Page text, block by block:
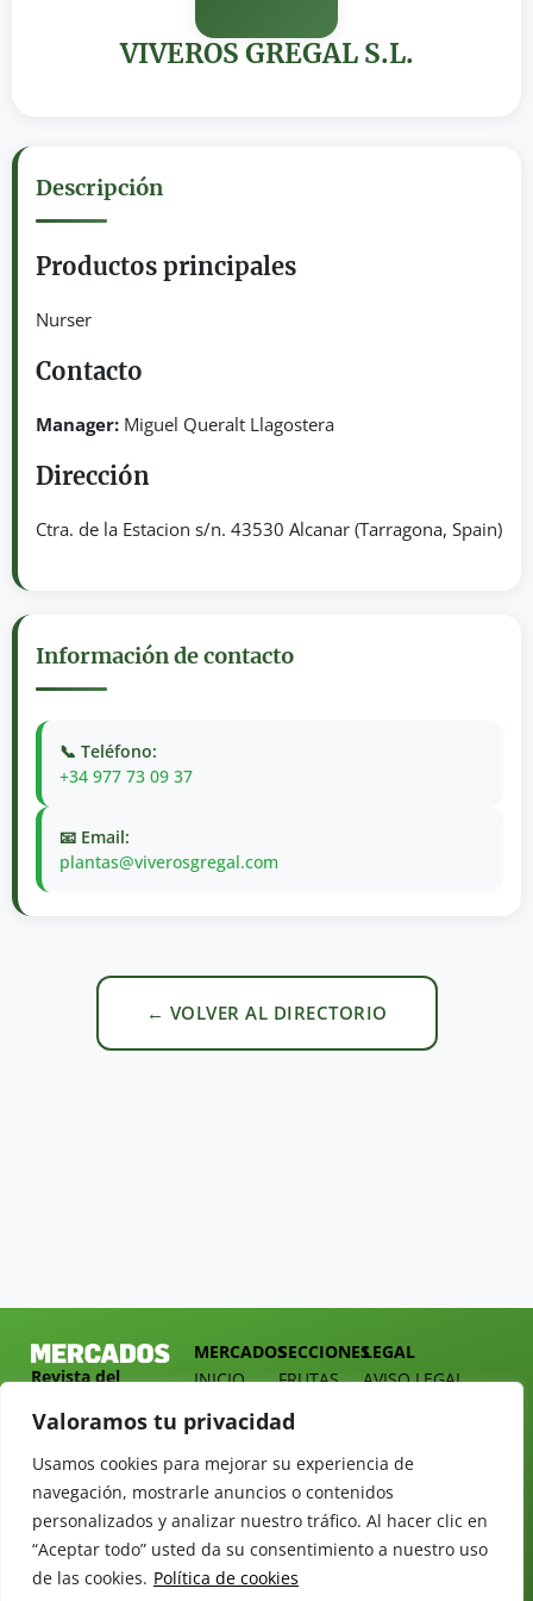
Valoramos tu privacidad
Usamos cookies para mejorar su experiencia de
navegación, mostrarle anuncios o contenidos
personalizados y analizar nuestro tráfico. Al hacer clic en
“Aceptar todo” usted da su consentimiento a nuestro uso
de las cookies. Política de cookies
VIVEROS GREGAL S.L.
Descripción
Productos principales
Nurser
Contacto
Manager: Miguel Queralt Llagostera
Dirección
Ctra. de la Estacion s/n. 43530 Alcanar (Tarragona, Spain)
Información de contacto
📞 Teléfono:
+34 977 73 09 37
📧 Email:
plantas@viverosgregal.com
← VOLVER AL DIRECTORIO
Revista del
Hortofrutícola
C/
Presidente
Cárdenas nº
10.
41013
MERCADOS
INICIO
QUIÉNES
SOMOS
DOSSIER
TARIFAS
REVISTAS
NEWSLETTER
SUSCRIPCIÓN
SECCIONES
FRUTAS
HORTALIZAS
MERCADOS
ALIMENTACIÓN
OPINIÓN
30
LEGAL
AVISO LEGAL